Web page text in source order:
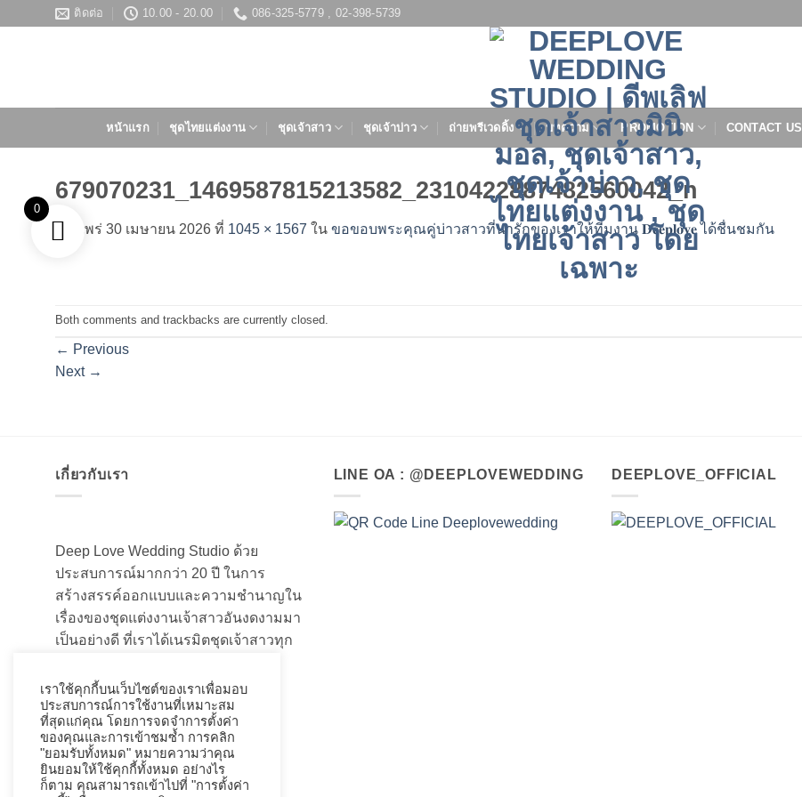
ติดต่อ 10.00 - 20.00 086-325-5779 , 02-398-5739
หน้าแรก ชุดไทยแต่งงาน ชุดเจ้าสาว ชุดเจ้าบ่าว ถ่ายพรีเวดดิ้ง บทความ PROMOTION CONTACT US
679070231_1469587815213582_2310422887482560042_n
เผยแพร่ 30 เมษายน 2026 ที่ 1045 × 1567 ใน ขอขอบพระคุณคู่บ่าวสาวที่น่ารักของเราให้ทีมงาน 𝐃𝐞𝐞𝐩𝐥𝐨𝐯𝐞 ได้ชื่นชมกัน
Both comments and trackbacks are currently closed.
← Previous
Next →
เกี่ยวกับเรา
Deep Love Wedding Studio ด้วย
ประสบการณ์มากกว่า 20 ปี ในการ
สร้างสรรค์ออกแบบและความชำนาญใน
เรื่องของชุดแต่งงานเจ้าสาวอันงดงามมา
เป็นอย่างดี ที่เราได้เนรมิตชุดเจ้าสาวทุก
LINE OA : @DEEPLOVEWEDDING DEEPLOVE_OFFICIAL
เราใช้คุกกี้บนเว็บไซต์ของเราเพื่อมอบ
ประสบการณ์การใช้งานที่เหมาะสม
ที่สุดแก่คุณ โดยการจดจำการตั้งค่า
ของคุณและการเข้าชมซ้ำ การคลิก
"ยอมรับทั้งหมด" หมายความว่าคุณ
ยินยอมให้ใช้คุกกี้ทั้งหมด อย่างไร
ก็ตาม คุณสามารถเข้าไปที่ "การตั้งค่า
0